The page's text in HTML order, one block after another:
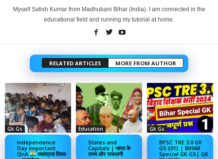
Myself Satish Kumar from Madhubani Bihar (India). I am connected in the
educational field and running my tutorial at home.
RELATED ARTICLES MORE FROM AUTHOR
Gk Gs
Independence
Day important
QnA
स्वतंत्रता दिवस
Education
States and
Capitals | भारत के
राज्य और राजधानी
Gk Gs
BPSC TRE 3.0 GK
GS {01} | BIHAR
Special GK GS| GK